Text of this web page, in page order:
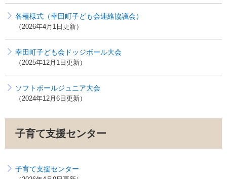
各種様式（幸田町子ども会連絡協議会）
2026年4月1日更新
幸田町子ども会ドッジボール大会
2025年12月1日更新
ソフトボールジュニア大会
2024年12月6日更新
子育て支援センター
子育て支援センター